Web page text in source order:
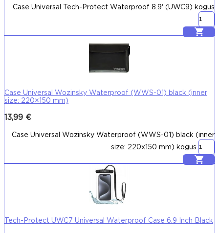
Case Universal Tech-Protect Waterproof 8.9' (UWC9) kogus
Lisa korvi
Case Universal Wozinsky Waterproof (WWS-01) black (inner
size: 220×150 mm)
13,99 €
Case Universal Wozinsky Waterproof (WWS-01) black (inner
size: 220x150 mm) kogus
Lisa korvi
Tech-Protect UWC7 Universal Waterproof Case 6.9 Inch Black